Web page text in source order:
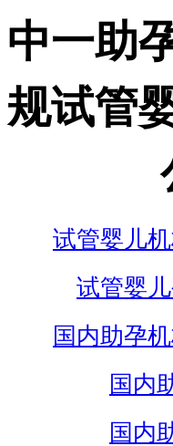
中一助
规试管
试管婴儿
试管婴儿
国内助孕
国内
国内